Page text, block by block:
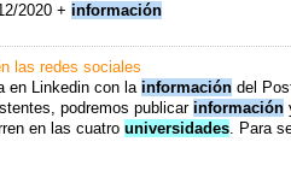
2020 + información
las redes sociales
en Linkedin con la información del
podremos publicar información
en las cuatro universidades. Para